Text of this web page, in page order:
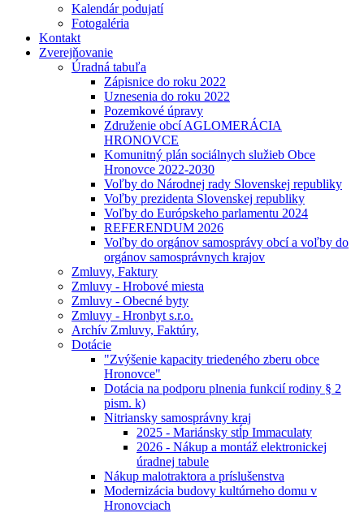
Kalendár podujatí
Fotogaléria
Kontakt
Zverejňovanie
Úradná tabuľa
Zápisnice do roku 2022
Uznesenia do roku 2022
Pozemkové úpravy
Združenie obcí AGLOMERÁCIA
HRONOVCE
Komunitný plán sociálnych služieb Obce
Hronovce 2022-2030
Voľby do Národnej rady Slovenskej republiky
Voľby prezidenta Slovenskej republiky
Voľby do Európskeho parlamentu 2024
REFERENDUM 2026
Voľby do orgánov samosprávy obcí a voľby do
orgánov samosprávnych krajov
Zmluvy, Faktury
Zmluvy - Hrobové miesta
Zmluvy - Obecné byty
Zmluvy - Hronbyt s.r.o.
Archív Zmluvy, Faktúry,
Dotácie
"Zvýšenie kapacity triedeného zberu obce
Hronovce"
Dotácia na podporu plnenia funkcií rodiny § 2
pism. k)
Nitriansky samosprávny kraj
2025 - Mariánsky stĺp Immaculaty
2026 - Nákup a montáž elektronickej
úradnej tabule
Nákup malotraktora a príslušenstva
Modernizácia budovy kultúrneho domu v
Hronovciach